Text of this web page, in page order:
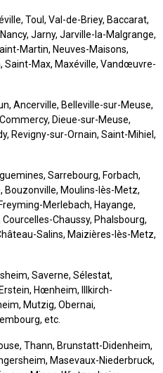
Toul, Val-de-Briey, Baccarat,
Jarny, Jarville-la-Malgrange,
Martin, Neuves-Maisons,
Max, Maxéville, Vandœuvre-
Ancerville, Belleville-sur-Meuse,
Dieue-sur-Meuse,
Revigny-sur-Ornain, Saint-Mihiel,
Sarrebourg, Forbach,
Bouzonville, Moulins-lès-Metz,
Merlebach, Hayange,
Chaussy, Phalsbourg,
Salins, Maizières-lès-Metz,
Saverne, Sélestat,
Hœnheim, Illkirch-
Mutzig, Obernai,
etc.
Thann, Brunstatt-Didenheim,
Masevaux-Niederbruck,